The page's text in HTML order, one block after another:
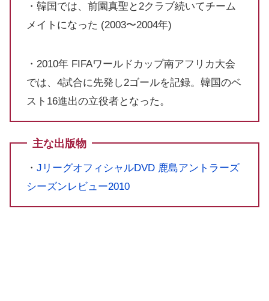
・韓国では、前園真聖と2クラブ続いてチーム
メイトになった (2003〜2004年)
・2010年 FIFAワールドカップ南アフリカ大会
では、4試合に先発し2ゴールを記録。韓国のベ
スト16進出の立役者となった。
主な出版物
・ JリーグオフィシャルDVD 鹿島アントラーズ
シーズンレビュー2010